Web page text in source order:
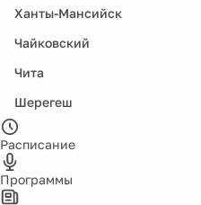
Ханты-Мансийск
Чайковский
Чита
Шерегеш
Расписание
Программы